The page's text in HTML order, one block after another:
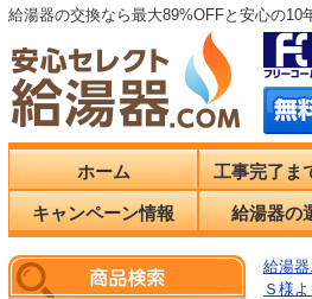
給湯器の交換なら最大89%OFFと安心の10
ホーム 工事完了ま
キャンペーン情報 給湯器の
給湯
Ｓ様